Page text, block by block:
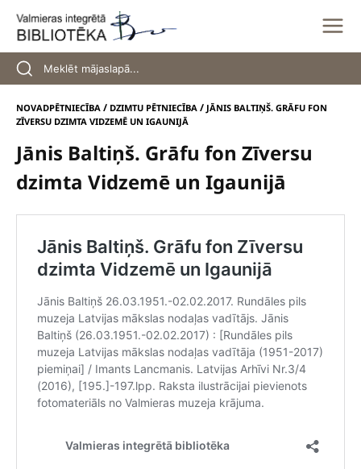
content
NOVADPĒTNIECĪBA / DZIMTU PĒTNIECĪBA / JĀNIS BALTIŅŠ. GRĀFU FON
ZĪVERSU DZIMTA VIDZEMĒ UN IGAUNIJĀ
Jānis Baltiņš. Grāfu fon Zīversu
dzimta Vidzemē un Igaunijā